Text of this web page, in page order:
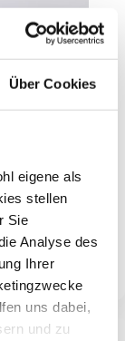
Über Cookies
eigene als
stellen
Sie
Analyse des
Ihrer
uns dabei,
und zu